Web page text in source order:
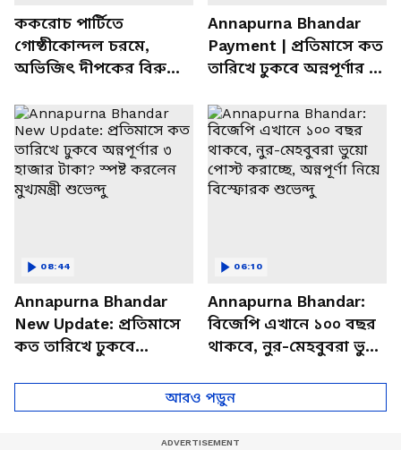
ককরোচ পার্টিতে
গোষ্ঠীকোন্দল চরমে,
অভিজিৎ দীপকের বিরুদ্ধে
Annapurna Bhandar
Payment | প্রতিমাসে কত
তারিখে ঢুকবে অন্নপূর্ণার ৩
Annapurna Bhandar
New Update: প্রতিমাসে
কত তারিখে ঢুকবে
শুভেন্দু
08:44
Annapurna Bhandar:
বিজেপি এখানে ১০০ বছর
থাকবে, নুর-মেহবুবরা ভুয়ো
নিয়ে বিস্ফোরক শুভেন্দু
06:10
আরও পড়ুন